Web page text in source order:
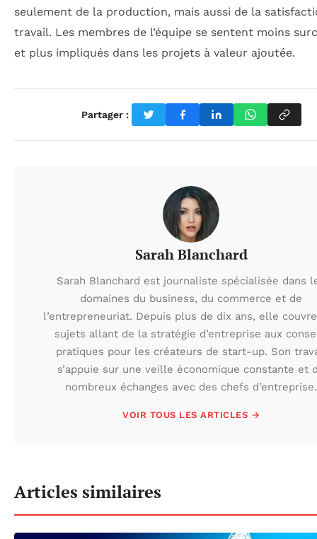
seulement de la production, mais aussi de la
travail. Les membres de l’équipe se sentent moins
et plus impliqués dans les projets à valeur ajoutée.
Partager :
Sarah Blanchard
Sarah Blanchard est journaliste spécialisée dans
domaines du business, du commerce et de
l’entrepreneuriat. Depuis plus de dix ans, elle
sujets allant de la stratégie d’entreprise aux
pratiques pour les créateurs de start-up. Son
s’appuie sur une veille économique constante et
nombreux échanges avec des chefs d’entreprise.
VOIR TOUS LES ARTICLES →
Articles similaires